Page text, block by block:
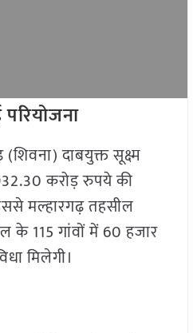
दाबयुक्त सूक्ष्म
करोड़ रुपये की
मल्हारगढ़ तहसील
115 गांवों में 60 हजार
मिलेगी।